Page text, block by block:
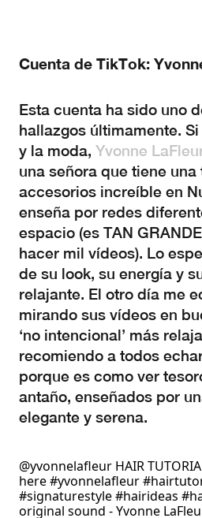
Cuenta de TikTok:
Esta cuenta ha sido uno
hallazgos últimamente.
y la moda, Yvonne
una señora que tiene
accesorios increíble en
enseña por redes
espacio (es TAN
hacer mil vídeos). Lo
de su look, su energía y
relajante. El otro día me
mirando sus vídeos en
‘no intencional’ más
recomiendo a todos
porque es como ver
antaño, enseñados por
elegante y serena.
@yvonnelafleur HAIR
here#yvonnelafleur
#signaturestyle#hairideas
original sound - Yvonne